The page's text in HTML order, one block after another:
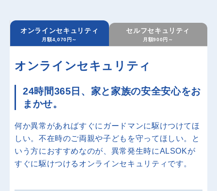
オンラインセキュリティ
月額4,070円～
セルフセキュリティ
月額900円～
オンラインセキュリティ
24時間365日、 家と家族の安全安心をお
まかせ。
何か異常があればすぐにガードマンに駆けつけてほ
しい。不在時のご両親や子どもを守ってほしい。と
いう方におすすめなのが、異常発生時にALSOKが
すぐに駆けつけるオンラインセキュリティです。